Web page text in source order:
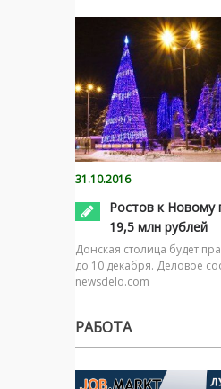
31.10.2016
Ростов к Новому
19,5 млн рублей
Донская столица будет
до 10 декабря. Деловое
newsdelo.com
РАБОТА